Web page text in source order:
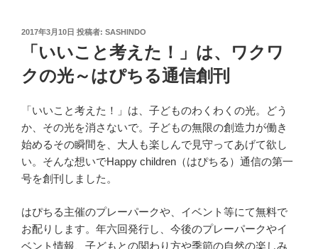
投
2017年3月10日 投稿者: SASHINDO
「いいこと考えた！」は、ワクワ
クの光～はぴちる通信創刊
「いいこと考えた！」は、子どものわくわくの光。どう
か、その光を消さないで。子どもの無限の創造力が働き
始めるその瞬間を、大人も楽しんで見守ってあげて欲し
い。そんな想いでHappy children（はぴちる）通信の第一
号を創刊しました。
はぴちる主催のプレーパークや、イベント等にて無料で
お配りします。年六回発行し、今後のプレーパークやイ
ベント情報、子どもとの関わり方や季節の自然の楽しみ